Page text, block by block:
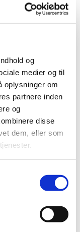
og
medier og til
oplysninger om
partnere inden
og
disse
dem, eller som